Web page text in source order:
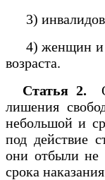
3)
4) женщин и
возраста.
Статья 2.
лишения
небольшой и
под действие
они отбыли не
срока